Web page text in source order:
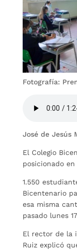
Fotografía:
José de Jesús
El Colegio
posicionado
1.550
Bicentenario
esa misma
pasado lunes
El rector de la
Ruiz explicó